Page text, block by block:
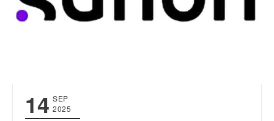
14 SEP
2025